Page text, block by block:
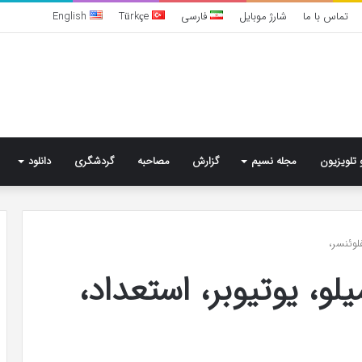
تماس با ما شارژ موبایل فارسی Türkçe
English
تلویزیون مجله نسیم گزارش مصاحبه گردشگری دانلود
یوتیوبر، استعداد،
ویلی
چگونه